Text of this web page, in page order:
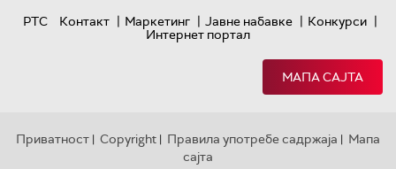
РТС
Контакт | Маркетинг | Јавне набавке | Конкурси |
Интернет портал
МАПА САЈТА
Приватност | Copyright | Правила употребе садржаја | Мапа
сајта